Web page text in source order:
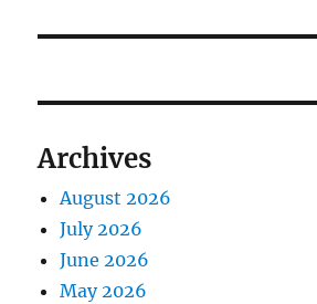
g
i
n
p
s
:Archives
August 2026
July 2026
June 2026
May 2026